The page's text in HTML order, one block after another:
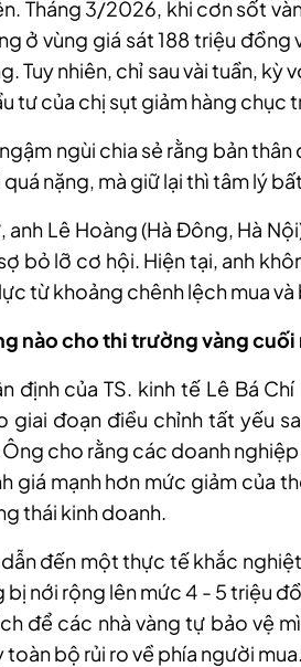
Tháng 3/2026, khi cơn sốt
ở vùng giá sát 188 triệu
Tuy nhiên, chỉ sau vài tuần,
tư của chị sụt giảm hàng chục
ngùi chia sẻ rằng bản
nặng, mà giữ lại thì tâm lý
anh Lê Hoàng (Hà Đông, Hà
bỏ lỡ cơ hội. Hiện tại, anh
từ khoảng chênh lệch mua và
nào cho thi trường vàng cuối
định của TS. kinh tế Lê Bá
giai đoạn điều chỉnh tất yếu
cho rằng các doanh
giá mạnh hơn mức giảm của
thái kinh doanh.
đến một thực tế khắc
bị nới rộng lên mức 4 - 5 triệu
để các nhà vàng tự bảo vệ
toàn bộ rủi ro về phía người mua.